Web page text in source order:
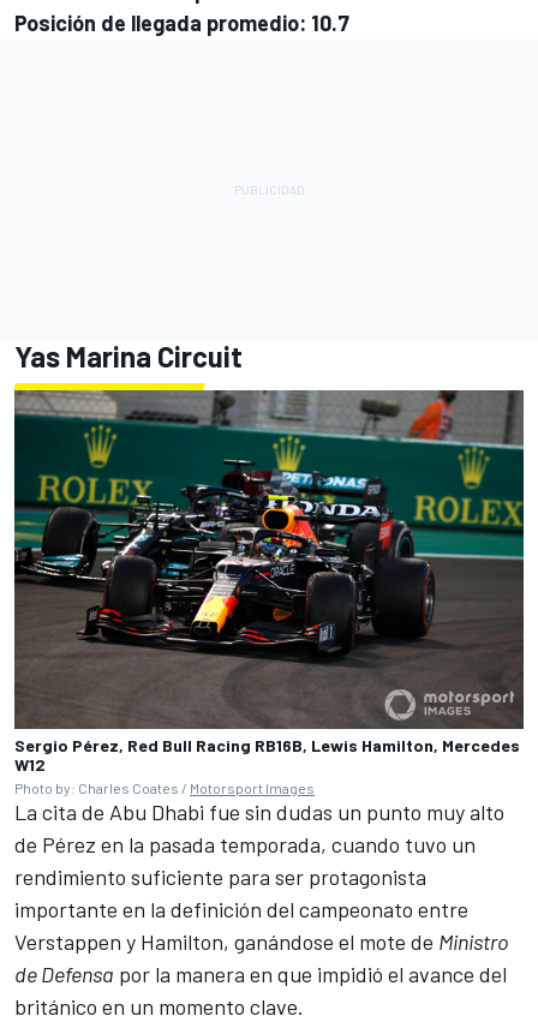
Posición de llegada promedio: 10.7
Yas Marina Circuit
Sergio Pérez, Red Bull Racing RB16B, Lewis Hamilton, Mercedes
W12
Photo by: Charles Coates / Motorsport Images
La cita de Abu Dhabi fue sin dudas un punto muy alto
de Pérez en la pasada temporada, cuando tuvo un
rendimiento suficiente para ser protagonista
importante en la definición del campeonato entre
Verstappen y Hamilton, ganándose el mote de Ministro
de Defensa por la manera en que impidió el avance del
británico en un momento clave.